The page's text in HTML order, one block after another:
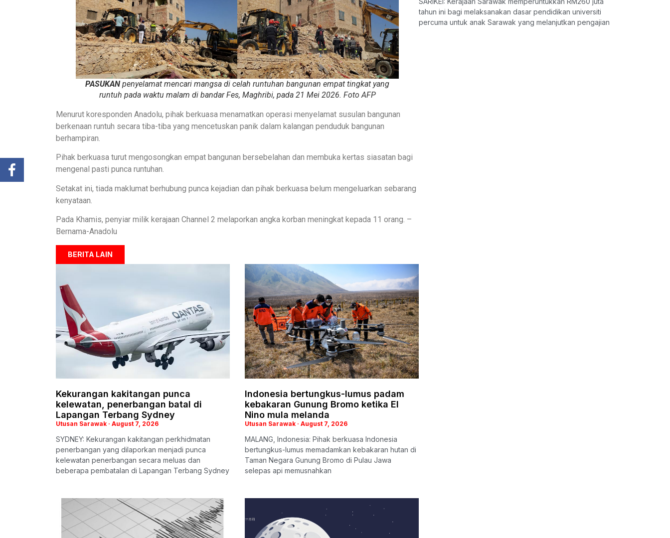
PASUKAN penyelamat mencari mangsa di celah runtuhan bangunan empat tingkat yang
runtuh pada waktu malam di bandar Fes, Maghribi, pada 21 Mei 2026. Foto AFP
Menurut koresponden Anadolu, pihak berkuasa menamatkan operasi menyelamat susulan bangunan
berkenaan runtuh secara tiba-tiba yang mencetuskan panik dalam kalangan penduduk bangunan
berhampiran.
Pihak berkuasa turut mengosongkan empat bangunan bersebelahan dan membuka kertas siasatan bagi
mengenal pasti punca runtuhan.
Setakat ini, tiada maklumat berhubung punca kejadian dan pihak berkuasa belum mengeluarkan sebarang
kenyataan.
Pada Khamis, penyiar milik kerajaan Channel 2 melaporkan angka korban meningkat kepada 11 orang. –
Bernama-Anadolu
BERITA LAIN
Kekurangan kakitangan punca
kelewatan, penerbangan batal di
Lapangan Terbang Sydney
Utusan Sarawak August 7, 2026
SYDNEY: Kekurangan kakitangan perkhidmatan
penerbangan yang dilaporkan menjadi punca
kelewatan penerbangan secara meluas dan
beberapa pembatalan di Lapangan Terbang Sydney
Indonesia bertungkus-lumus padam
kebakaran Gunung Bromo ketika El
Nino mula melanda
Utusan Sarawak August 7, 2026
MALANG, Indonesia: Pihak berkuasa Indonesia
bertungkus-lumus memadamkan kebakaran hutan di
Taman Negara Gunung Bromo di Pulau Jawa
selepas api memusnahkan
tahun ini bagi melaksanakan dasar pendidikan universiti
percuma untuk anak Sarawak yang melanjutkan pengajian